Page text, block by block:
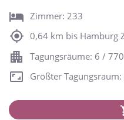
Zimmer: 233
0,64 km bis Hamburg
Tagungsräume: 6 /
Größter